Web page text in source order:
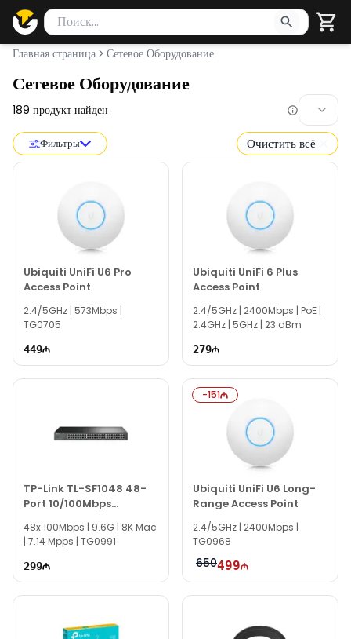
Поиск товаров
Введите минимум 2 символа для поиска. Нажмите Enter
Главная страница Сетевое Оборудование
Сетевое Оборудование
189 продукт найден
Фильтры Очистить всё
Ubiquiti UniFi U6 Pro
Access Point
2.4/5GHz | 573Mbps |
TG0705
449
Ubiquiti UniFi 6 Plus
Access Point
2.4/5GHz | 2400Mbps | PoE |
2.4GHz | 5GHz | 23 dBm
279
TP-Link TL-SF1048 48-
Port 10/100Mbps
Rackmount Switch
48x 100Mbps | 9.6G | 8K Mac
| 7.14 Mpps | TG0991
299
-151
Ubiquiti UniFi U6 Long-
Range Access Point
2.4/5GHz | 2400Mbps |
TG0968
650499